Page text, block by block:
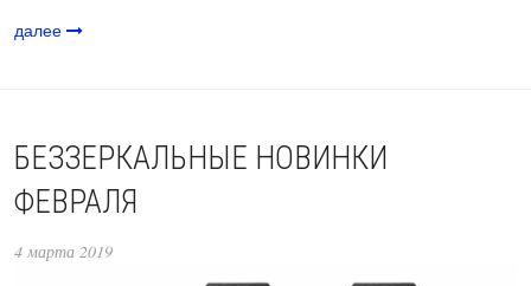
далее
БЕЗЗЕРКАЛЬНЫЕ НОВИНКИ
ФЕВРАЛЯ
4 марта 2019